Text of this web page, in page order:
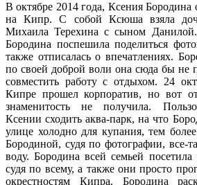
В октябре 2014 года, Ксения Бородина
на Кипр. С собой Ксюша взяла
Михаила Терехина с сыном
Бородина поспешила поделиться
также отписалась о впечатлениях.
по своей доброй воли она сюда бы не
совместить работу с отдыхом. 24
Кипре прошел корпоратив, но вот
знаменитость не получила.
Ксении сходить аква-парк, на что
улице холодно для купания, тем
Бородиной, судя по фотографии, все-
воду. Бородина всей семьей
судя по всему, а также они просто
окрестностям Кипра. Бородина